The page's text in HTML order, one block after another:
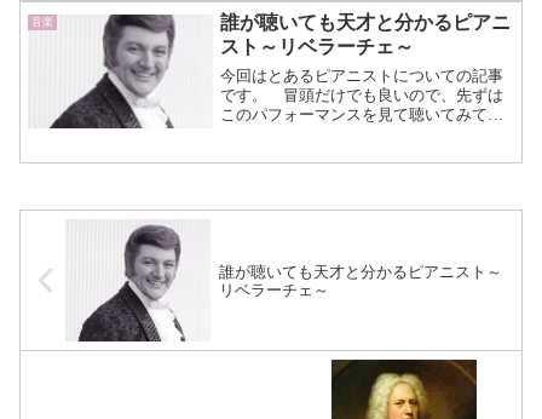
中心となって、文学や芸術について...
（続きを読む）
音楽
誰が聴いても天才と分かるピアニ
スト～リベラーチェ～
今回はとあるピアニストについての記事
です。 冒頭だけでも良いので、先ずは
このパフォーマンスを見て聴いてみてく
読む）
誰が聴いても天才と分かるピアニスト～
リベラーチェ～